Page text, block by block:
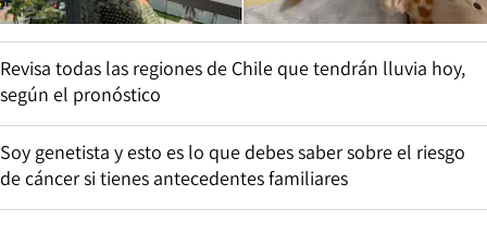
Revisa todas las regiones de Chile que tendrán lluvia hoy,
según el pronóstico
Soy genetista y esto es lo que debes saber sobre el riesgo
de cáncer si tienes antecedentes familiares